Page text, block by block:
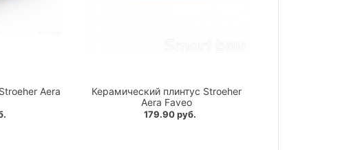
Aera
Керамический плинтус Stroeher
Aera Faveo
179.90 руб.